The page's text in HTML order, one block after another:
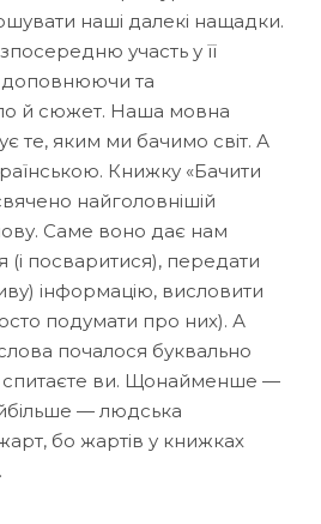
наші далекі нащадки.
участь у її
доповнюючи та
й сюжет. Наша мовна
те, яким ми бачимо світ. А
Книжку «Бачити
найголовнішій
Саме воно дає нам
(і посваритися), передати
інформацію, висловити
подумати про них). А
почалося буквально
спитаєте ви. Щонайменше —
— людська
бо жартів у книжках